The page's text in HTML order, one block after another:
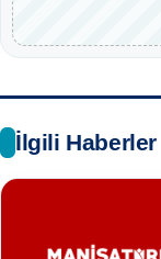
İlgili Haberler